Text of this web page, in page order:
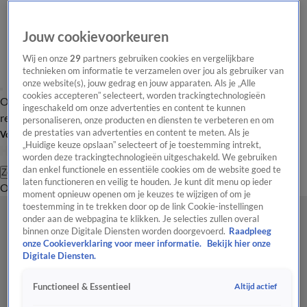
Overzicht Laatste nieuws Regionieuws Het beste van Hart
Tip de
redactie
Volg Hart van Nederland
Zoeken
OverzichtRegioUitzendingenWeerTip de redactiePanelVideo's
Jouw cookievoorkeuren
Wij en onze29 partners gebruiken cookies en vergelijkbare
technieken om informatie te verzamelen over jou als gebruiker van
onze website(s), jouw gedrag en jouw apparaten. Als je „Alle
cookies accepteren” selecteert, worden trackingtechnologieën
ingeschakeld om onze advertenties en content te kunnen
personaliseren, onze producten en diensten te verbeteren en om
de prestaties van advertenties en content te meten. Als je
„Huidige keuze opslaan” selecteert of je toestemming intrekt,
worden deze trackingtechnologieën uitgeschakeld. We gebruiken
dan enkel functionele en essentiële cookies om de website goed te
laten functioneren en veilig te houden. Je kunt dit menu op ieder
moment opnieuw openen om je keuzes te wijzigen of om je
toestemming in te trekken door op de link Cookie-instellingen
onder aan de webpagina te klikken. Je selecties zullen overal
binnen onze Digitale Diensten worden doorgevoerd. Raadpleeg
onze Cookieverklaring voor meer informatie.
Bekijk hier onze
Digitale Diensten.
Functioneel & Essentieel Altijd actief